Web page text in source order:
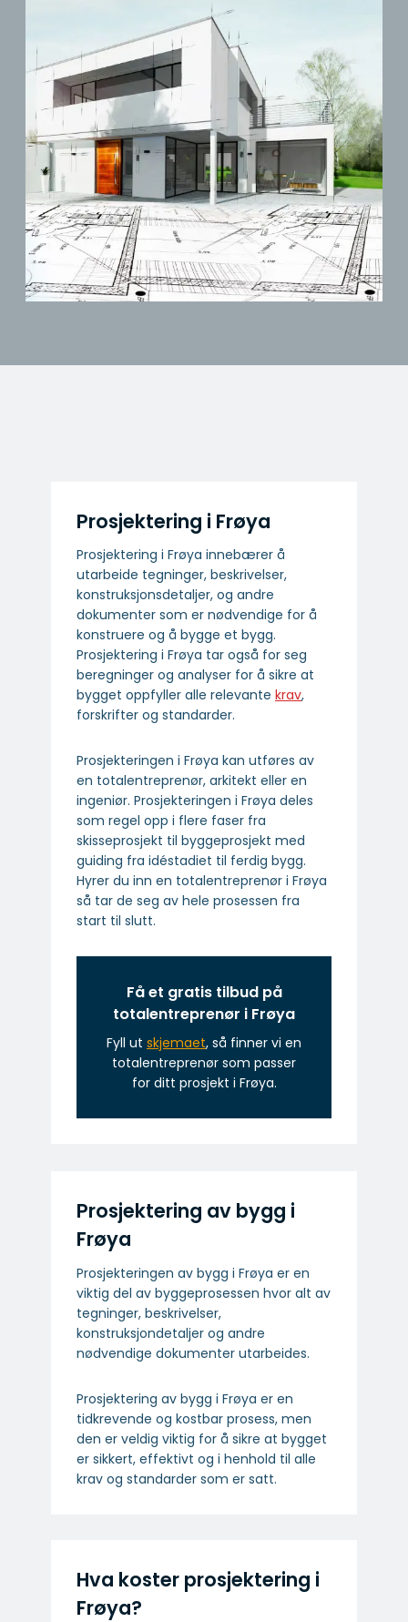
Prosjektering i Frøya
Prosjektering i Frøya innebærer å
utarbeide tegninger, beskrivelser,
konstruksjonsdetaljer, og andre
dokumenter som er nødvendige for å
konstruere og å bygge et bygg.
Prosjektering i Frøya tar også for seg
beregninger og analyser for å sikre at
bygget oppfyller alle relevante krav,
forskrifter og standarder.
Prosjekteringen i Frøya kan utføres av
en totalentreprenør, arkitekt eller en
ingeniør. Prosjekteringen i Frøya deles
som regel opp i flere faser fra
skisseprosjekt til byggeprosjekt med
guiding fra idéstadiet til ferdig bygg.
Hyrer du inn en totalentreprenør i Frøya
så tar de seg av hele prosessen fra
start til slutt.
Få et gratis tilbud på
totalentreprenør i Frøya
Fyll ut skjemaet, så finner vi en
totalentreprenør som passer
for ditt prosjekt i Frøya.
Prosjektering av bygg i
Frøya
Prosjekteringen av bygg i Frøya er en
viktig del av byggeprosessen hvor alt av
tegninger, beskrivelser,
konstruksjondetaljer og andre
nødvendige dokumenter utarbeides.
Prosjektering av bygg i Frøya er en
tidkrevende og kostbar prosess, men
den er veldig viktig for å sikre at bygget
er sikkert, effektivt og i henhold til alle
krav og standarder som er satt.
Hva koster prosjektering i
Frøya?